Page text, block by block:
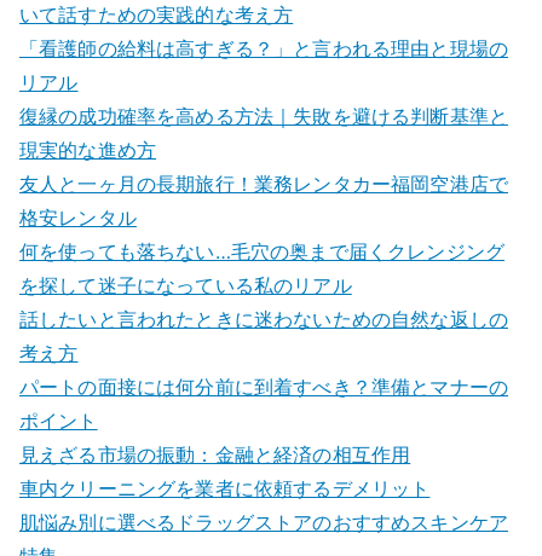
いて話すための実践的な考え方
「看護師の給料は高すぎる？」と言われる理由と現場の
リアル
復縁の成功確率を高める方法｜失敗を避ける判断基準と
現実的な進め方
友人と一ヶ月の長期旅行！業務レンタカー福岡空港店で
格安レンタル
何を使っても落ちない…毛穴の奥まで届くクレンジング
を探して迷子になっている私のリアル
話したいと言われたときに迷わないための自然な返しの
考え方
パートの面接には何分前に到着すべき？準備とマナーの
ポイント
見えざる市場の振動：金融と経済の相互作用
車内クリーニングを業者に依頼するデメリット
肌悩み別に選べるドラッグストアのおすすめスキンケア